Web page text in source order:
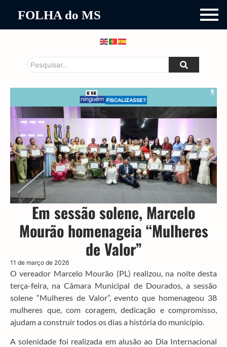
FOLHA do MS
Em sessão solene, Marcelo
Mourão homenageia “Mulheres
de Valor”
11 de março de 2026
O vereador Marcelo Mourão (PL) realizou, na noite desta
terça-feira, na Câmara Municipal de Dourados, a sessão
solene “Mulheres de Valor”, evento que homenageou 38
mulheres que, com coragem, dedicação e compromisso,
ajudam a construir todos os dias a história do município.
A solenidade foi realizada em alusão ao Dia Internacional